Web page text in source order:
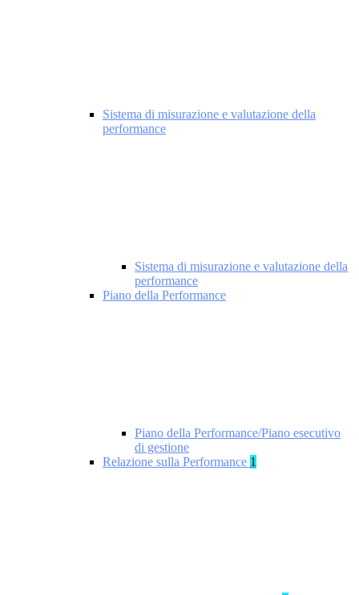
Sistema di misurazione e valutazione della
performance
Sistema di misurazione e valutazione della
performance
Piano della Performance
Piano della Performance/Piano esecutivo
di gestione
Relazione sulla Performance 1